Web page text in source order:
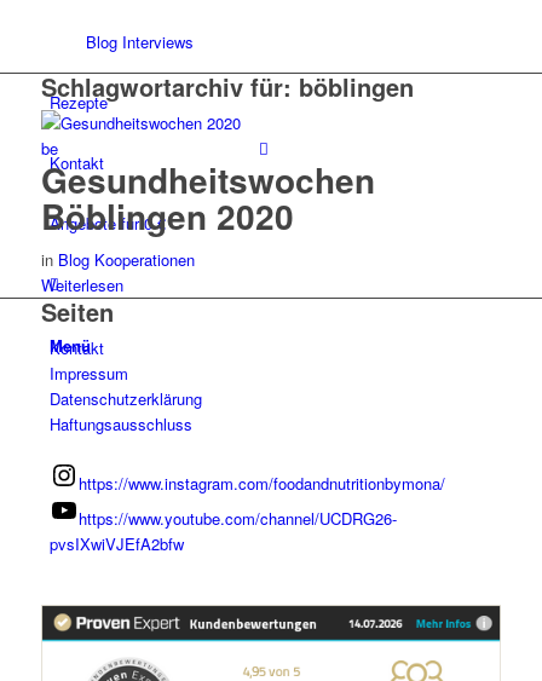
Blog Interviews
Rezepte
Kontakt
Angebote für 0 €
Menü
Schlagwortarchiv für: böblingen
Gesundheitswochen
Böblingen 2020
in Blog Kooperationen
Weiterlesen
Seiten
Kontakt
Impressum
Datenschutzerklärung
Haftungsausschluss
https://www.instagram.com/foodandnutritionbymona/
https://www.youtube.com/channel/UCDRG26-
pvsIXwiVJEfA2bfw